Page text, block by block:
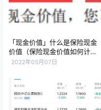
「现金价值」什么是保险现金
价值（保险现金价值如何计
算）
2022年05月07日